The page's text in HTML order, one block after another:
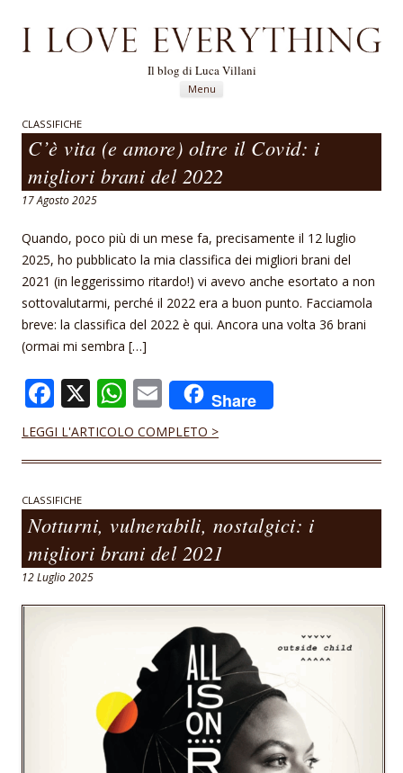
Il blog di Luca Villani
Menu
CLASSIFICHE
C’è vita (e amore) oltre il Covid: i
migliori brani del 2022
17 Agosto 2025
Quando, poco più di un mese fa, precisamente il 12 luglio
2025, ho pubblicato la mia classifica dei migliori brani del
2021 (in leggerissimo ritardo!) vi avevo anche esortato a non
sottovalutarmi, perché il 2022 era a buon punto. Facciamola
breve: la classifica del 2022 è qui. Ancora una volta 36 brani
(ormai mi sembra […]
F
ac
e
o
o
k
X W
h
at
A
p
p
E
m
ai
Share
LEGGI L'ARTICOLO COMPLETO >
CLASSIFICHE
Notturni, vulnerabili, nostalgici: i
migliori brani del 2021
12 Luglio 2025